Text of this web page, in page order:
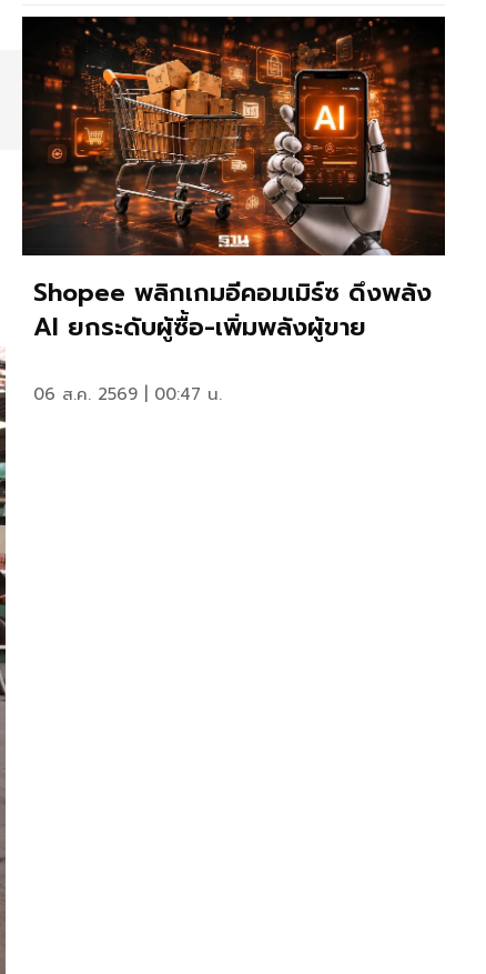
Shopee พลิกเกมอีคอมเมิร์ซ ดึงพลัง
AI ยกระดับผู้ซื้อ-เพิ่มพลังผู้ขาย
06 ส.ค. 2569 | 00:47 น.